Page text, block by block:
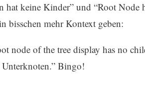
hat keine Kinder” und “Root Node
bisschen mehr Kontext geben:
node of the tree display has no
Bingo!